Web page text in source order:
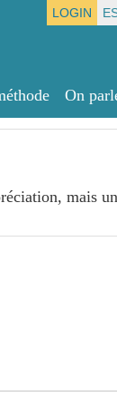
LOGIN
On
mais